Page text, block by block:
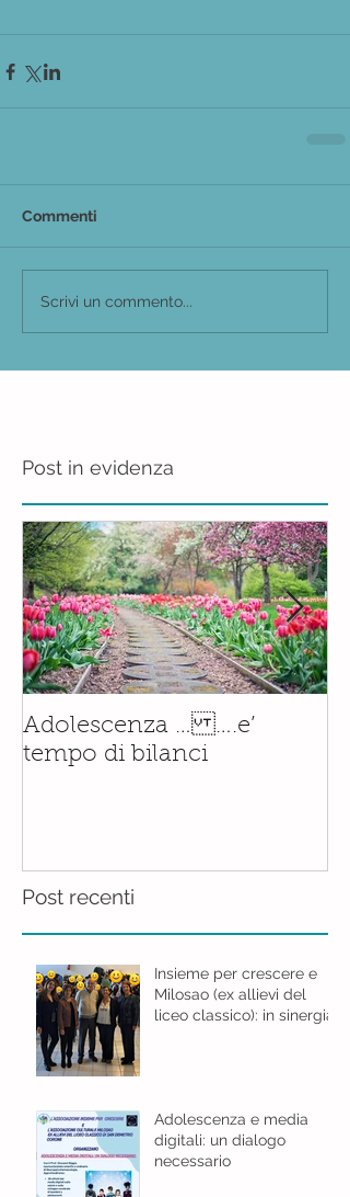
Commenti
Scrivi un commento...
Post in evidenza
Adolescenza … ….e’
tempo di bilanci
Post recenti
Insieme per crescere e
Milosao (ex allievi del
liceo classico): in sinergia
Adolescenza e media
digitali: un dialogo
necessario